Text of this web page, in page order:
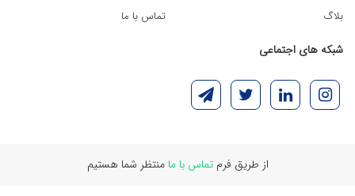
بلاگ
تماس با ما
شبکه های اجتماعی
از طریق فرمتماس با ما منتظر شما هستیم